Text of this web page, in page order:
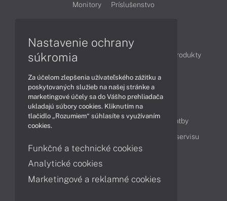
Monitory
Príslušenstvo
Články
Obchodné informácie
Produkty
Obsah
Ako nakupovať
Možnosti doručenia a platby
Cenník servisu
Kontakty
Nastavenie ochrany
súkromia
Za účelom zlepšenia užívateľského zážitku a
poskytovaných služieb na našej stránke a
marketingové účely sa do Vášho prehliadača
ukladajú súbory cookies. Kliknutím na
tlačidlo „Rozumiem“ súhlasíte s využívaním
cookies.
Funkčné a technické cookies
Analytické cookies
Marketingové a reklamné cookies